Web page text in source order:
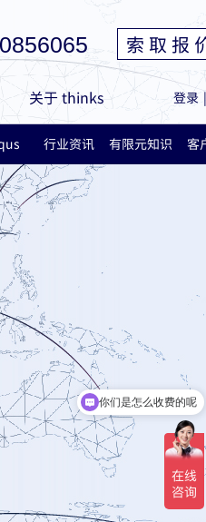
登录 |
索 取 报
关于 thinks
行业资讯 有限元知识 客
你们是怎么收费的呢